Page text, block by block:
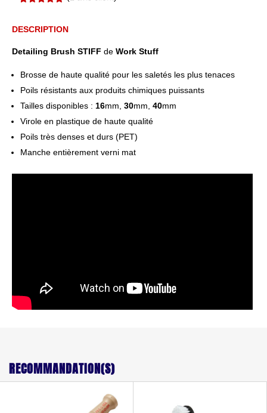
basé sur
DESCRIPTION
Detailing Brush STIFF de Work Stuff
Brosse de haute qualité pour les saletés les plus tenaces
Poils résistants aux produits chimiques puissants
Tailles disponibles : 16mm, 30mm, 40mm
Virole en plastique de haute qualité
Poils très denses et durs (PET)
Manche entièrement verni mat
RECOMMANDATION(S)